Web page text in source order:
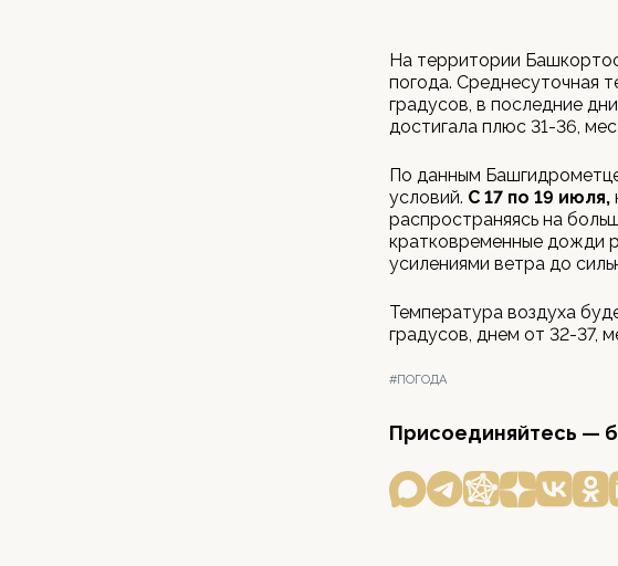
На территории
погода. Среднесуточная
градусов, в последние
достигала плюс 31-36,
По данным
условий. С 17 по 19 июля,
распространяясь на
кратковременные дожди
усилениями ветра до
Температура воздуха
градусов, днем от 32-37,
#ПОГОДА
Присоединяйтесь —